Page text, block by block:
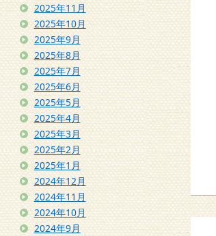
2025年11月
2025年10月
2025年9月
2025年8月
2025年7月
2025年6月
2025年5月
2025年4月
2025年3月
2025年2月
2025年1月
2024年12月
2024年11月
2024年10月
2024年9月